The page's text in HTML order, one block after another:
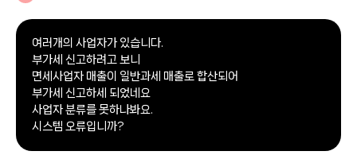
여러개의 사업자가 있습니다.
부가세 신고하려고 보니
면세사업자 매출이 일반과세 매출로 합산되어
부가세 신고하세 되었네요
사업자 분류를 못하나봐요.
시스템 오류입니까?